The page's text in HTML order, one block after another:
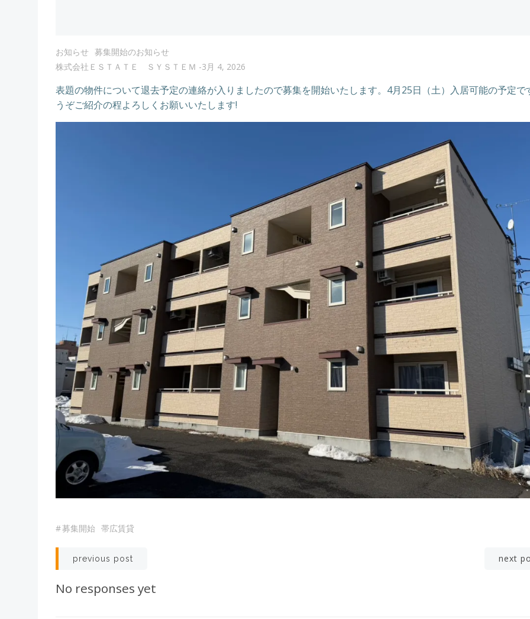
お知らせ 募集開始のお知らせ
株式会社ＥＳＴＡＴＥ ＳＹＳＴＥＭ -3月 4, 2026
表題の物件について退去予定の連絡が入りましたので募集を開始いたします。4月25日（土）入居可能の予定で
うぞご紹介の程よろしくお願いいたします!
#募集開始 帯広賃貸
Post
navigation
previous post next
No responses yet